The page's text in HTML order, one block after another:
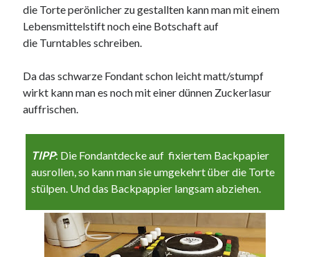
die Torte perönlicher zu gestallten kann man mit einem
Lebensmittelstift noch eine Botschaft auf
die Turntables schreiben.
Da das schwarze Fondant schon leicht matt/stumpf
wirkt kann man es noch mit einer dünnen Zuckerlasur
auffrischen.
TIPP: Die Fondantdecke auf fixiertem Backpapier
ausrollen, so kann man sie umgekehrt über die Torte
stülpen. Und das Backpappier langsam abziehen.